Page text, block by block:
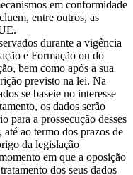
em conformidade
entre outros, as
durante a vigência
e Formação ou do
bem como após a sua
previsto na lei. Na
se baseie no interesse
os dados serão
para a prossecução desses
ao termo dos prazos de
da legislação
em que a oposição
dos seus dados